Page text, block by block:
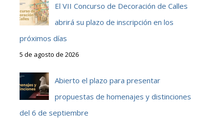
El VII Concurso de Decoración de Calles
abrirá su plazo de inscripción en los
próximos días
5 de agosto de 2026
Abierto el plazo para presentar
propuestas de homenajes y distinciones
del 6 de septiembre